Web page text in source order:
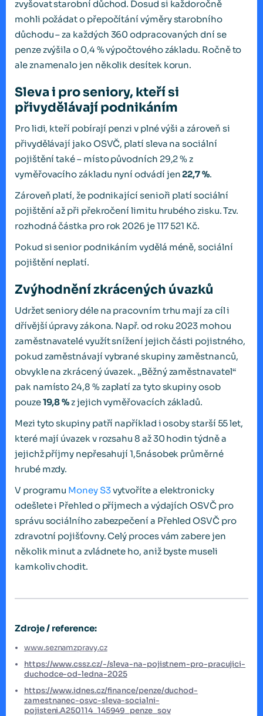
zvyšovat starobní důchod. Dosud si každoročně
mohli požádat o přepočítání výměry starobního
důchodu – za každých 360 odpracovaných dní se
penze zvýšila o 0,4 % výpočtového základu. Ročně to
ale znamenalo jen několik desítek korun.
Sleva i pro seniory, kteří si
přivydělávají podnikáním
Pro lidi, kteří pobírají penzi v plné výši a zároveň si
přivydělávají jako OSVČ, platí sleva na sociální
pojištění také – místo původních 29,2 % z
vyměřovacího základu nyní odvádí jen22,7 %.
Zároveň platí, že podnikající senioři platí sociální
pojištění až při překročení limitu hrubého zisku. Tzv.
rozhodná částka pro rok 2026 je 117 521 Kč.
Pokud si senior podnikáním vydělá méně, sociální
pojištění neplatí.
Zvýhodnění zkrácených úvazků
Udržet seniory déle na pracovním trhu mají za cíl i
dřívější úpravy zákona. Např. od roku 2023 mohou
zaměstnavatelé využít snížení jejich části pojistného,
pokud zaměstnávají vybrané skupiny zaměstnanců,
obvykle na zkrácený úvazek. „Běžný zaměstnavatel“
pak namísto 24,8 % zaplatí za tyto skupiny osob
pouze19,8 %z jejich vyměřovacích základů.
Mezi tyto skupiny patří například i osoby starší 55 let,
které mají úvazek v rozsahu 8 až 30 hodin týdně a
jejichž příjmy nepřesahují 1,5násobek průměrné
hrubé mzdy.
V programu Money S3vytvoříte a elektronicky
odešlete i Přehled o příjmech a výdajích OSVČ pro
správu sociálního zabezpečení a Přehled OSVČ pro
zdravotní pojišťovny. Celý proces vám zabere jen
několik minut a zvládnete ho, aniž byste museli
kamkoliv chodit.
Zdroje / reference:
www.seznamzpravy.cz
https://www.cssz.cz/-/sleva-na-pojistnem-pro-pracujici-
duchodce-od-ledna-2025
https://www.idnes.cz/finance/penze/duchod-
zamestnanec-osvc-sleva-socialni-
pojisteni.A250114_145949_penze_sov